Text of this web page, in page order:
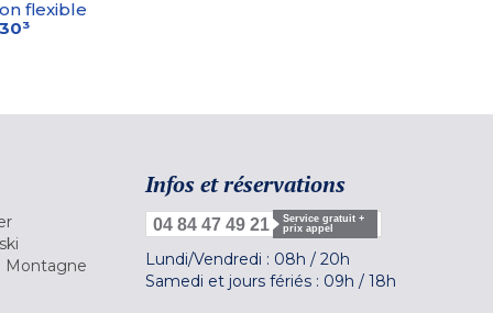
flexible
Montagne
Infos et réservations
04 84 47 49 21
Service gratuit +
prix appel
Lundi/Vendredi : 08h / 20h
Samedi et jours fériés : 09h / 18h